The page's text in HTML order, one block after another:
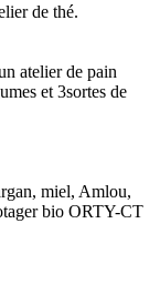
de thé.
atelier de pain
et 3sortes de
miel, Amlou,
bio ORTY-CT